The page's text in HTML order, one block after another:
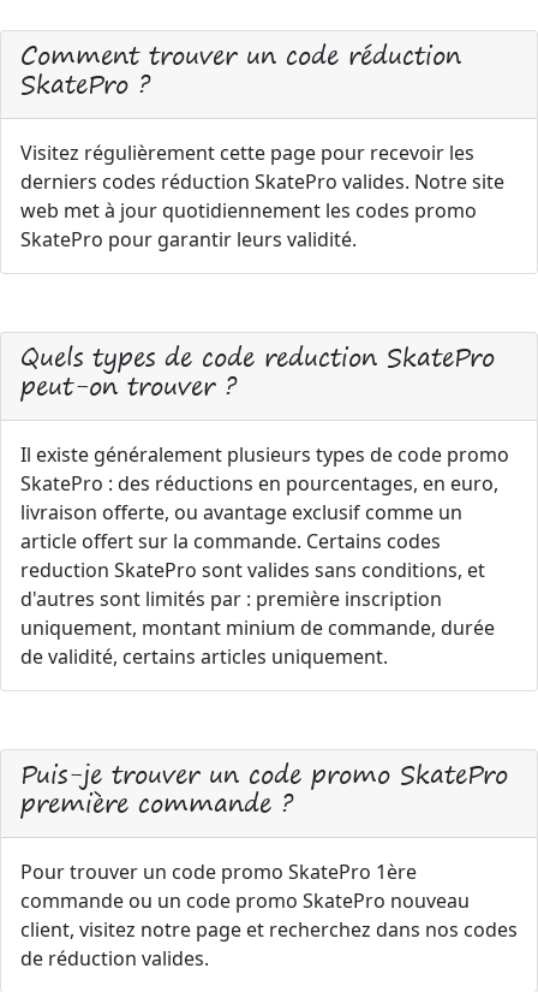
Comment trouver un code réduction
SkatePro ?
Visitez régulièrement cette page pour recevoir les
derniers codes réduction SkatePro valides. Notre site
web met à jour quotidiennement les codes promo
SkatePro pour garantir leurs validité.
Quels types de code reduction SkatePro
peut-on trouver ?
Il existe généralement plusieurs types de code promo
SkatePro : des réductions en pourcentages, en euro,
livraison offerte, ou avantage exclusif comme un
article offert sur la commande. Certains codes
reduction SkatePro sont valides sans conditions, et
d'autres sont limités par : première inscription
uniquement, montant minium de commande, durée
de validité, certains articles uniquement.
Puis-je trouver un code promo SkatePro
première commande ?
Pour trouver un code promo SkatePro 1ère
commande ou un code promo SkatePro nouveau
client, visitez notre page et recherchez dans nos codes
de réduction valides.